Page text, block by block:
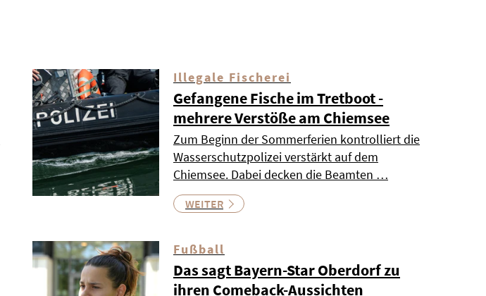
Illegale Fischerei
Gefangene Fische im Tretboot -
mehrere Verstöße am Chiemsee
Zum Beginn der Sommerferien kontrolliert die
Wasserschutzpolizei verstärkt auf dem
Chiemsee. Dabei decken die Beamten …
WEITER
Fußball
Das sagt Bayern-Star Oberdorf zu
ihren Comeback-Aussichten